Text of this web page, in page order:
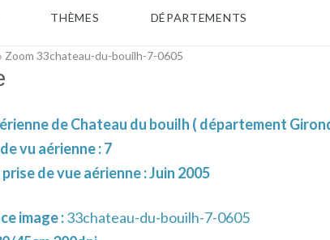
THÈMES DÉPARTEMENTS
› Zoom 33chateau-du-bouilh-7-0605
de Chateau du bouilh ( département
vu aérienne : 7
de vue aérienne : Juin 2005
image :33chateau-du-bouilh-7-0605